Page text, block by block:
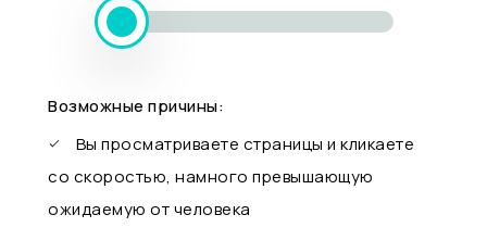
Возможные причины:
Вы просматриваете страницы и кликаете
со скоростью, намного превышающую
ожидаемую от человека